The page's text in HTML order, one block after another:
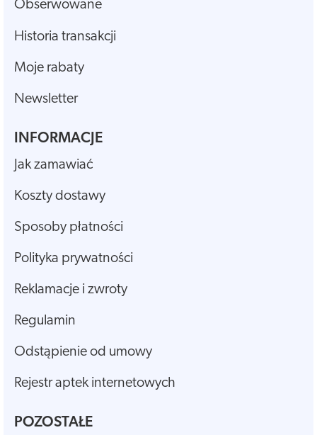
Obserwowane
Historia transakcji
Moje rabaty
Newsletter
INFORMACJE
Jak zamawiać
Koszty dostawy
Sposoby płatności
Polityka prywatności
Reklamacje i zwroty
Regulamin
Odstąpienie od umowy
Rejestr aptek internetowych
POZOSTAŁE